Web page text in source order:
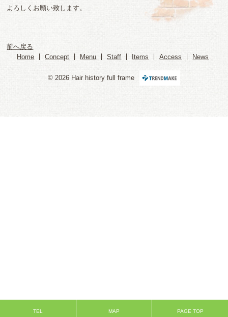
よろしくお願い致します。
前へ戻る
Home
Concept Menu Staff Items Access News
© 2026 Hair history full frame
TEL MAP PAGE TOP